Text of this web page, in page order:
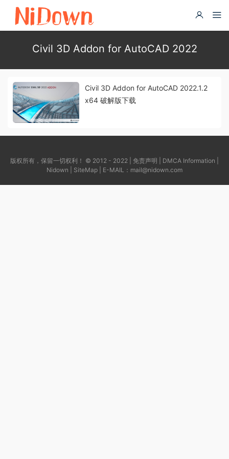
Civil 3D Addon for AutoCAD 2022
Civil 3D Addon for AutoCAD 2022.1.2
x64 破解版下载
版权所有，保留一切权利！ © 2012 - 2022 | 免责声明 DMCA Information
Nidown
SiteMap | E-MAIL： mail@nidown.com